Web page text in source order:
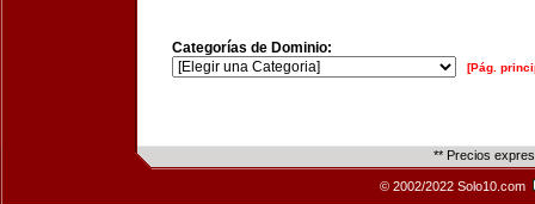
Categorías de Dominio:
[Pág.
** Precios
© 2002/2022 Solo10.com